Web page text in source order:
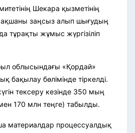
Шекара қызметінің
ақшаны заңсыз алып шығудың
тұрақты жұмыс жүргізіліп
облысындағы «Қордай»
бақылау бөлімінде тіркелді.
тексеру кезінде 350 мың
170 млн теңге) табылды.
материалдар процессуалдық